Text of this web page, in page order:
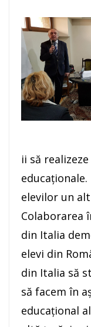
ii să
elevilor un
Colaborarea
din Italia
elevi din
din Italia să
să facem în
educațional